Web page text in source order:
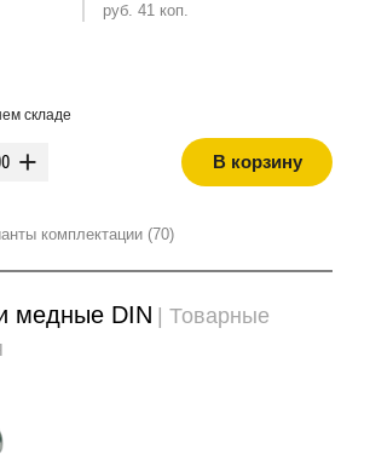
руб. 41 коп.
складе
+ В корзину
комплектации (70)
медные DIN
| Товарные